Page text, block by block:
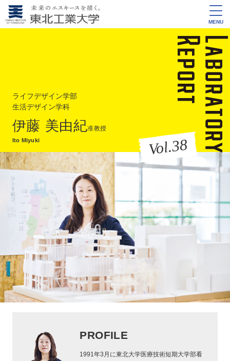
MENU
Vol.38
ライフデザイン学部
生活デザイン学科
伊藤 美由紀准教授
Ito Miyuki
PROFILE
1991年3月に東北大学医療技術短期大学部看